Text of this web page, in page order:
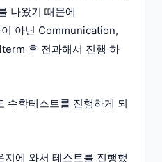
나왔기 때문에
아닌 Communication,
후 전과해서 진행 하
수학테스트를 진행하게 되
에 와서 테스트를 진행했